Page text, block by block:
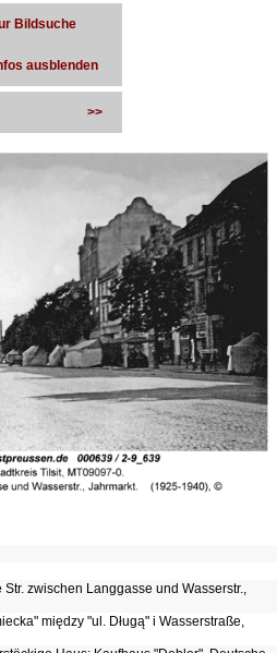
Bildsuche
ausblenden
>>
Str. zwischen Langgasse und Wasserstr.,
między "ul. Długą" i Wasserstraße,